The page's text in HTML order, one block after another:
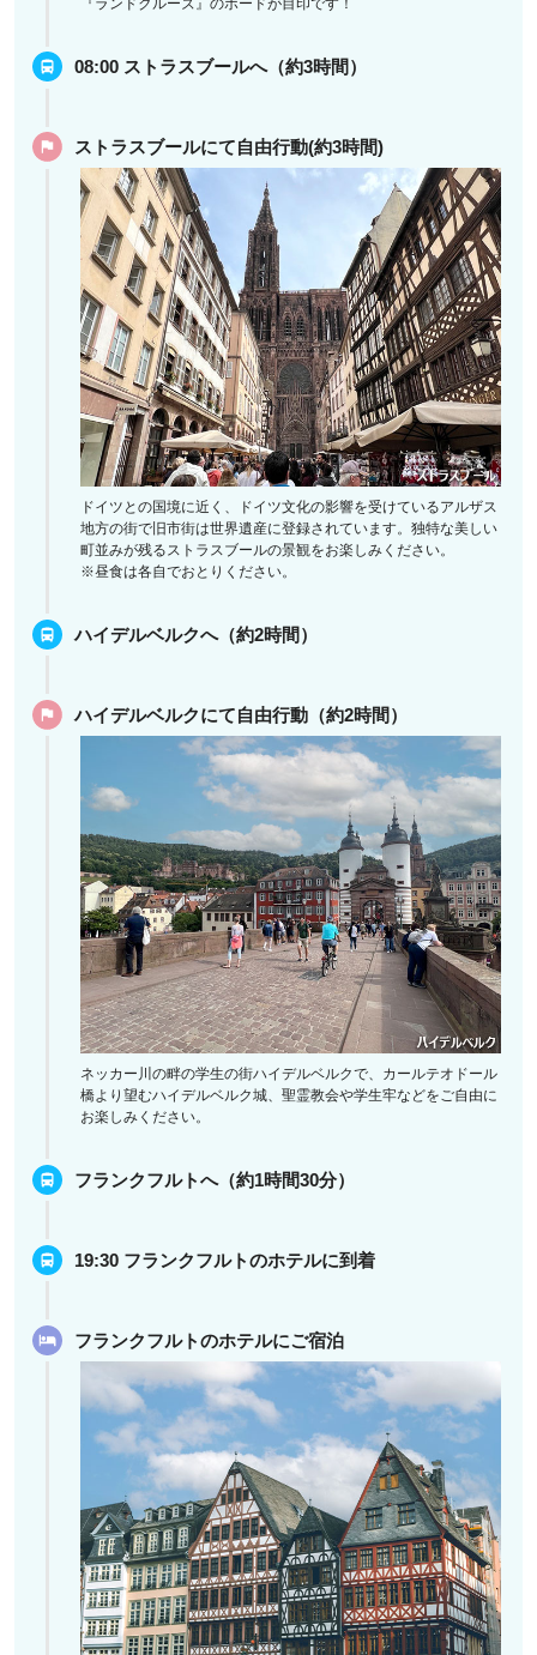
『ランドクルーズ』のボードが目印です！
08:00 ストラスブールへ（約3時間）
ストラスブールにて自由行動(約3時間)
ドイツとの国境に近く、ドイツ文化の影響を受けているアルザス
地方の街で旧市街は世界遺産に登録されています。独特な美しい
町並みが残るストラスブールの景観をお楽しみください。
※昼食は各自でおとりください。
ハイデルベルクへ（約2時間）
ハイデルベルクにて自由行動（約2時間）
ネッカー川の畔の学生の街ハイデルベルクで、カールテオドール
橋より望むハイデルベルク城、聖霊教会や学生牢などをご自由に
お楽しみください。
フランクフルトへ（約1時間30分）
19:30 フランクフルトのホテルに到着
フランクフルトのホテルにご宿泊